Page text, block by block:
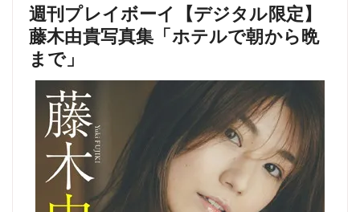
週刊プレイボーイ【デジタル限定】
藤木由貴写真集「ホテルで朝から晩
まで」